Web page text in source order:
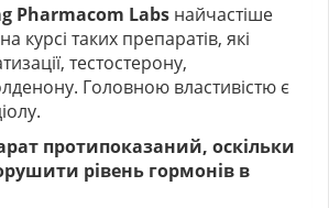
Pharmacom Labs найчастіше
курсі таких препаратів, які
тестостерону,
Головною властивістю є
протипоказаний, оскільки
рівень гормонів в